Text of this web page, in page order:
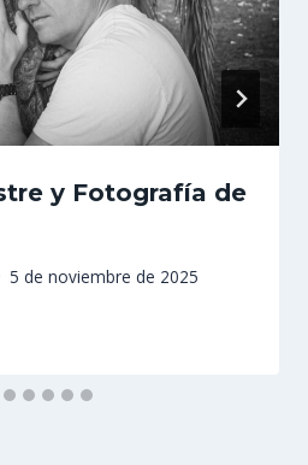
y Fotografía de
5 de noviembre de 2025